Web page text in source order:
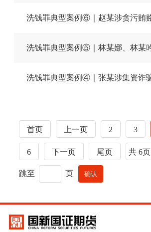
首页 上一页 2 3
6 下一页 尾页 共 6页
跳至 页